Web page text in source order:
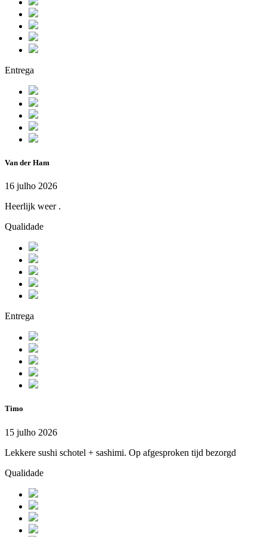
Entrega
Van der Ham
16 julho 2026
Heerlijk weer .
Qualidade
Entrega
Timo
15 julho 2026
Lekkere sushi schotel + sashimi. Op afgesproken tijd bezorgd
Qualidade